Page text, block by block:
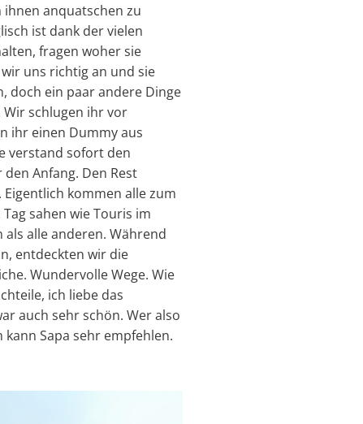
ihnen anquatschen zu
ist dank der vielen
fragen woher sie
uns richtig an und sie
doch ein paar andere Dinge
Wir schlugen ihr vor
ihr einen Dummy aus
verstand sofort den
Anfang. Den Rest
kommen alle zum
sahen wie Touris im
alle anderen. Während
entdeckten wir die
Wundervolle Wege. Wie
ich liebe das
auch sehr schön. Wer also
Sapa sehr empfehlen.